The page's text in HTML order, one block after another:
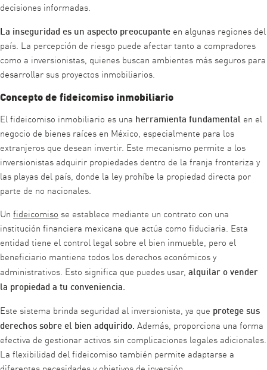
decisiones informadas.
La inseguridad es un aspecto preocupante en algunas regiones del
país. La percepción de riesgo puede afectar tanto a compradores
como a inversionistas, quienes buscan ambientes más seguros para
desarrollar sus proyectos inmobiliarios.
Concepto de fideicomiso inmobiliario
El fideicomiso inmobiliario es una herramienta fundamental en el
negocio de bienes raíces en México, especialmente para los
extranjeros que desean invertir. Este mecanismo permite a los
inversionistas adquirir propiedades dentro de la franja fronteriza y
las playas del país, donde la ley prohíbe la propiedad directa por
parte de no nacionales.
Un fideicomiso se establece mediante un contrato con una
institución financiera mexicana que actúa como fiduciaria. Esta
entidad tiene el control legal sobre el bien inmueble, pero el
beneficiario mantiene todos los derechos económicos y
administrativos. Esto significa que puedes usar, alquilar o vender
la propiedad a tu conveniencia.
Este sistema brinda seguridad al inversionista, ya que protege sus
derechos sobre el bien adquirido. Además, proporciona una forma
efectiva de gestionar activos sin complicaciones legales adicionales.
La flexibilidad del fideicomiso también permite adaptarse a